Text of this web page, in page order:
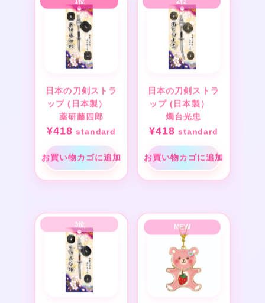
日本の刀剣ストラ
ップ (日本製）
薬研藤四郎
¥418 standard
お買い物カゴに追加
日本の刀剣ストラ
ップ (日本製）
燭台光忠
¥418 standard
お買い物カゴに追加